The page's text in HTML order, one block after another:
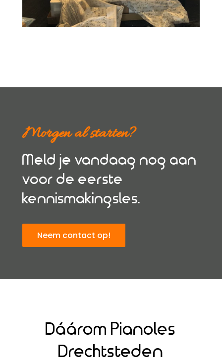
Morgen al starten?
Meld je vandaag nog aan
voor de eerste
kennismakingsles.
Neem contact op!
Dáárom Pianoles
Drechtsteden